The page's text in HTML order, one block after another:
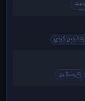
نوید
فردین گردی
رستگاری